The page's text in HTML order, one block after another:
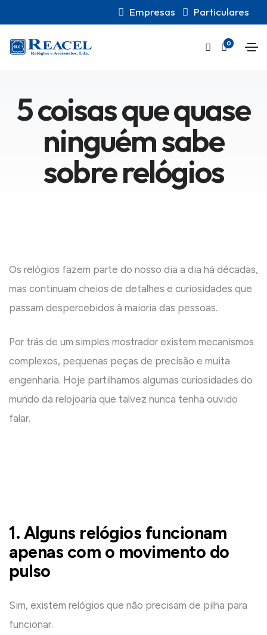
Empresas Particulares
0
5 coisas que quase
ninguém sabe
sobre relógios
Os relógios fazem parte do nosso dia a dia há décadas,
mas continuam cheios de detalhes e curiosidades que
passam despercebidos à maioria das pessoas.
Por trás de um simples mostrador existem mecanismos
complexos, pequenas peças de precisão e muita
engenharia. Hoje partilhamos algumas curiosidades do
mundo da relojoaria que talvez nunca tenha ouvido
falar.
1. Alguns relógios funcionam
apenas com o movimento do
pulso
Sim, existem relógios que não precisam de pilha para
funcionar.